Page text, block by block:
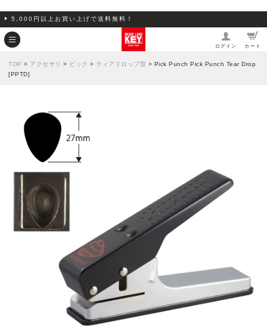
5,000円以上お買い上げで送料無料！
ログイン カート
TOP > アクセサリ > ピック > ティアドロップ型 > Pick Punch Pick Punch Tear Drop
[PPTD]